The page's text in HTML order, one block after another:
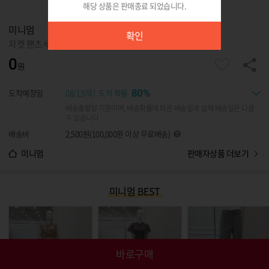
해당 상품은 판매종료 되었습니다.
확인